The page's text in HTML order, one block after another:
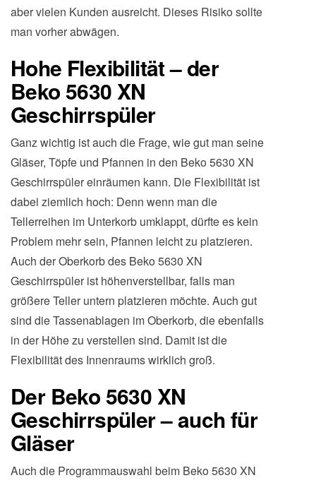
aber vielen Kunden ausreicht. Dieses Risiko sollte
man vorher abwägen.
Hohe Flexibilität – der
Beko 5630 XN
Geschirrspüler
Ganz wichtig ist auch die Frage, wie gut man seine
Gläser, Töpfe und Pfannen in den Beko 5630 XN
Geschirrspüler einräumen kann. Die Flexibilität ist
dabei ziemlich hoch: Denn wenn man die
Tellerreihen im Unterkorb umklappt, dürfte es kein
Problem mehr sein, Pfannen leicht zu platzieren.
Auch der Oberkorb des Beko 5630 XN
Geschirrspüler ist höhenverstellbar, falls man
größere Teller untern platzieren möchte. Auch gut
sind die Tassenablagen im Oberkorb, die ebenfalls
in der Höhe zu verstellen sind. Damit ist die
Flexibilität des Innenraums wirklich groß.
Der Beko 5630 XN
Geschirrspüler – auch für
Gläser
Auch die Programmauswahl beim Beko 5630 XN